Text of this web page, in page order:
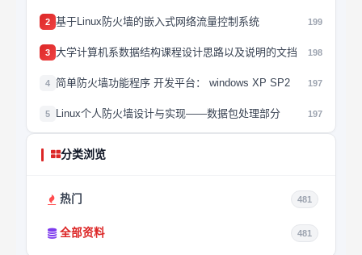
2 基于Linux防火墙的嵌入式网络流量控制系统 199
3 大学计算机系数据结构课程设计思路以及说明的文挡 198
4 简单防火墙功能程序 开发平台： windows XP SP2 197
5 Linux个人防火墙设计与实现——数据包处理部分 197
分类浏览
热门 481
全部资料 481